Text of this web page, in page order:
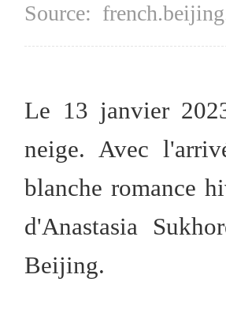
Source:
Le 13 janvier
neige. Avec
blanche romance
d'Anastasia
Beijing.